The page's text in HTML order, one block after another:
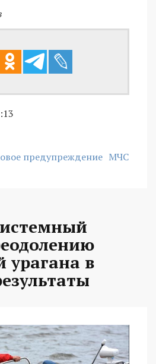
предупреждение МЧС
урагана в